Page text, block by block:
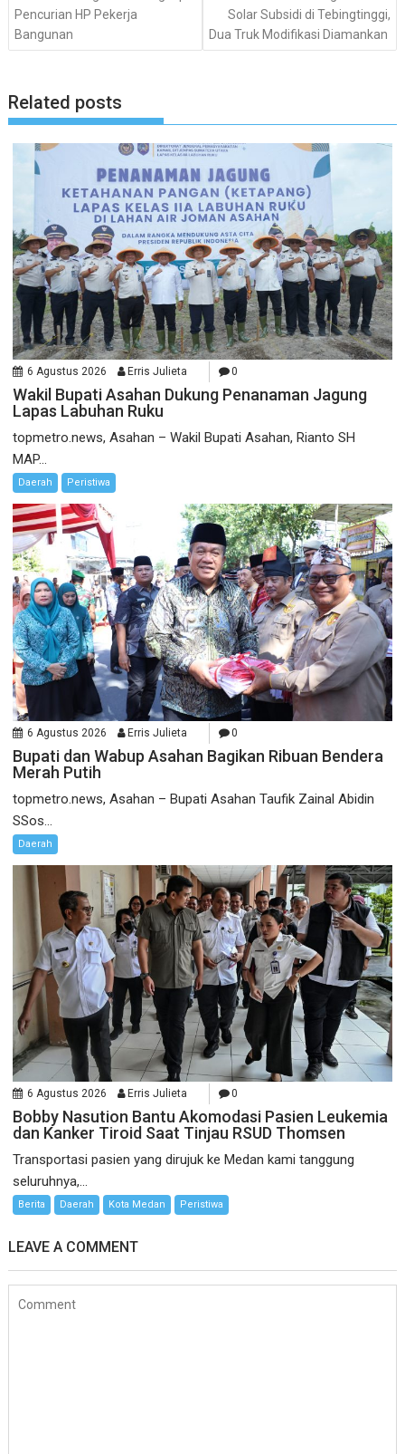
Pencurian HP Pekerja
Bangunan
Solar Subsidi di Tebingtinggi,
Dua Truk Modifikasi Diamankan
Related posts
6 Agustus 2026 Erris Julieta 0
Wakil Bupati Asahan Dukung Penanaman Jagung
Lapas Labuhan Ruku
topmetro.news, Asahan – Wakil Bupati Asahan, Rianto SH
MAP...
Daerah Peristiwa
6 Agustus 2026 Erris Julieta 0
Bupati dan Wabup Asahan Bagikan Ribuan Bendera
Merah Putih
topmetro.news, Asahan – Bupati Asahan Taufik Zainal Abidin
SSos...
Daerah
6 Agustus 2026 Erris Julieta 0
Bobby Nasution Bantu Akomodasi Pasien Leukemia
dan Kanker Tiroid Saat Tinjau RSUD Thomsen
Transportasi pasien yang dirujuk ke Medan kami tanggung
seluruhnya,...
Berita Daerah Kota Medan Peristiwa
LEAVE A COMMENT